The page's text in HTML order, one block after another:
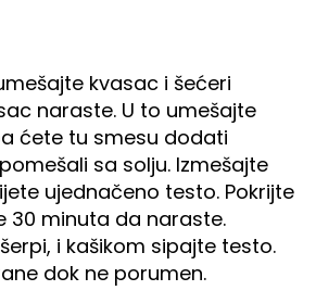
kvasac i šećeri
naraste. U to umešajte
ćete tu smesu dodati
sa solju. Izmešajte
ujednačeno testo. Pokrijte
30 minuta da naraste.
i kašikom sipajte testo.
dok ne porumen.